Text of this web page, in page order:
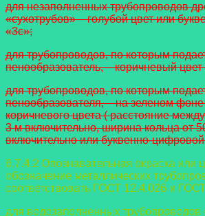
для незаполненных трубопроводов
«сухотрубов» – голубой цвет или
«3с»;
для трубопроводов, по которым
пенообразователь, –коричневый
для трубопроводов, по которым
пенообразователя, – назеленом фоне
коричневого цвета ( расстояние
3 м включительно, ширина кольца от
включительно или буквенно-цифровой
6.7.4.2 Опознавательная окраска или
обозначение металлических
соответствовать ГОСТ 12.4.026 и
для водозаполненных трубопроводов